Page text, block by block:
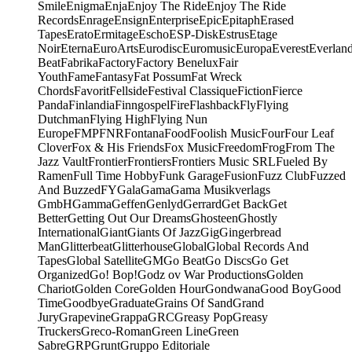
SmileEnigmaEnjaEnjoy The RideEnjoy The Ride
RecordsEnrageEnsignEnterpriseEpicEpitaphErased
TapesEratoErmitageEschoESP-DiskEstrusEtage
NoirEternaEuroArtsEurodiscEuromusicEuropaEverest
BeatFabrikaFactoryFactory BeneluxFair
YouthFameFantasyFat PossumFat Wreck
ChordsFavoritFellsideFestival ClassiqueFictionFierce
PandaFinlandiaFinngospelFireFlashbackFlyFlying
DutchmanFlying HighFlying Nun
EuropeFMPFNRFontanaFoodFoolish MusicFourFour Leaf
CloverFox & His FriendsFox MusicFreedomFrogFrom The
Jazz VaultFrontierFrontiersFrontiers Music SRLFueled By
RamenFull Time HobbyFunk GarageFusionFuzz ClubFuzzed
And BuzzedFYGalaGamaGama Musikverlags
GmbHGammaGeffenGenlydGerrardGet BackGet
BetterGetting Out Our DreamsGhosteenGhostly
InternationalGiantGiants Of JazzGigGingerbread
ManGlitterbeatGlitterhouseGlobalGlobal Records And
TapesGlobal SatelliteGMGo BeatGo DiscsGo Get
OrganizedGo! Bop!Godz ov War ProductionsGolden
ChariotGolden CoreGolden HourGondwanaGood BoyGood
TimeGoodbyeGraduateGrains Of SandGrand
JuryGrapevineGrappaGRCGreasy PopGreasy
TruckersGreco-RomanGreen LineGreen
SabreGRPGruntGruppo Editoriale